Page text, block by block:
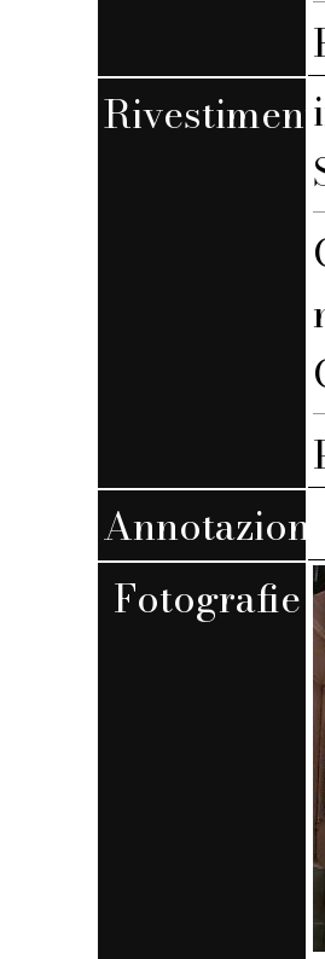
Annotazioni
Fotografie